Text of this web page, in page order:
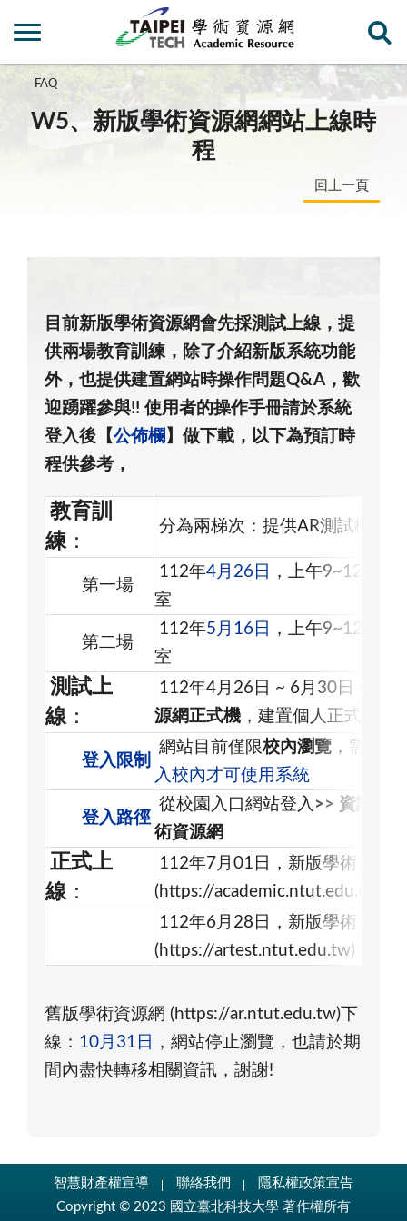
FAQ
W5、新版學術資源網網站上線時
程
回上一頁
目前新版學術資源網會先採測試上線，提
供兩場教育訓練，除了介紹新版系統功能
外，也提供建置網站時操作問題Q&A，歡
迎踴躍參與!! 使用者的操作手冊請於系統
登入後【公佈欄 】做下載，以下為預訂時
程供參考，
教育訓
練 ：
分為兩梯次：提供AR測試機以
第一場
112年4月26日
，上午9~12，共
室
第二場
112年5月16日
，上午9~12，共
室
測試上
線 ：
112年4月26日 ~ 6月30日 (可由
源網正式機 ，建置個人正式研究
登入限制
網站目前僅限校內瀏覽 ，需透過
入校內才可使用系統
登入路徑
從校園入口網站登入 >> 資訊系
術資源網
正式上
線 ：
112年7月01日，新版學術資源
(https://academic.ntut.edu.tw)，
112年6月28日，新版學術資源
(https://artest.ntut.edu.tw)，
舊版學術資源網 (https://ar.ntut.edu.tw)下
線： 10月31日
，網站停止瀏覽，也請於期
間內盡快轉移相關資訊，謝謝!
智慧財產權宣導 聯絡我們
隱私權政策宣告
Copyright © 2023 國立臺北科技大學 著作權所有